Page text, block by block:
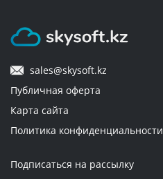
sales@skysoft.kz
Публичная оферта
Карта сайта
Политика конфиденциальности
Подписаться на рассылку